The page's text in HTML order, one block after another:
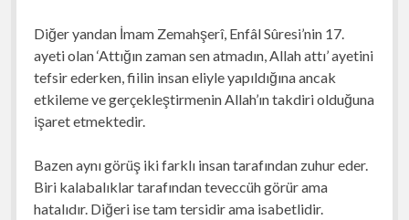
Diğer yandan İmam Zemahşerî, Enfâl Sûresi’nin 17.
ayeti olan ‘Attığın zaman sen atmadın, Allah attı’ ayetini
tefsir ederken, fiilin insan eliyle yapıldığına ancak
etkileme ve gerçekleştirmenin Allah’ın takdiri olduğuna
işaret etmektedir.
Bazen aynı görüş iki farklı insan tarafından zuhur eder.
Biri kalabalıklar tarafından teveccüh görür ama
hatalıdır. Diğeri ise tam tersidir ama isabetlidir.